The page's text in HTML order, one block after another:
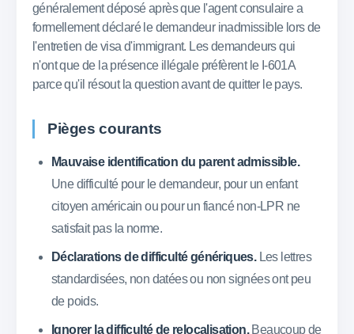
généralement déposé après que l'agent consulaire a
formellement déclaré le demandeur inadmissible lors de
l'entretien de visa d'immigrant. Les demandeurs qui
n'ont que de la présence illégale préfèrent le I-601A
parce qu'il résout la question avant de quitter le pays.
Pièges courants
Mauvaise identification du parent admissible.
Une difficulté pour le demandeur, pour un enfant
citoyen américain ou pour un fiancé non-LPR ne
satisfait pas la norme.
Déclarations de difficulté génériques.Les lettres
standardisées, non datées ou non signées ont peu
de poids.
Ignorer la difficulté de relocalisation.Beaucoup de